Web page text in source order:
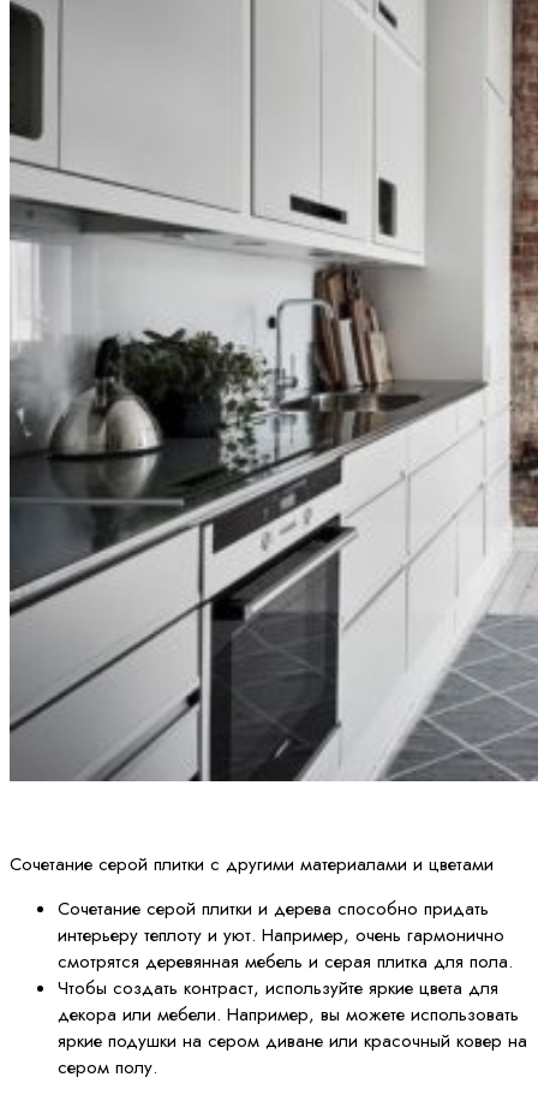
Сочетание серой плитки с другими материалами и цветами
Сочетание серой плитки и дерева способно придать
интерьеру теплоту и уют. Например, очень гармонично
смотрятся деревянная мебель и серая плитка для пола.
Чтобы создать контраст, используйте яркие цвета для
декора или мебели. Например, вы можете использовать
яркие подушки на сером диване или красочный ковер на
сером полу.